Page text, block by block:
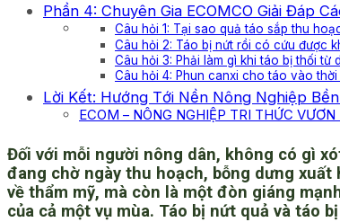
Phần 4: Chuyên Gia ECOMCO Giải Đáp
Câu hỏi 1: Tại sao quả táo sắp thu
Câu hỏi 2: Táo bị nứt rồi có cứu được
Câu hỏi 3: Phải làm gì khi táo bị thối từ
Câu hỏi 4: Phun canxi cho táo vào
Lời Kết: Hướng Tới Nền Nông Nghiệp
ECOM – NÔNG NGHIỆP TRI THỨC
Đối với mỗi người nông dân, không có gì
đang chờ ngày thu hoạch, bỗng dưng
về thẩm mỹ, mà còn là một đòn giáng
của cả một vụ mùa. Táo bị nứt quả và táo